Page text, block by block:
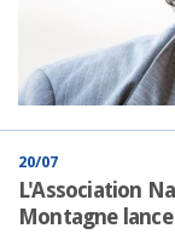
20/07
L'Association
Montagne